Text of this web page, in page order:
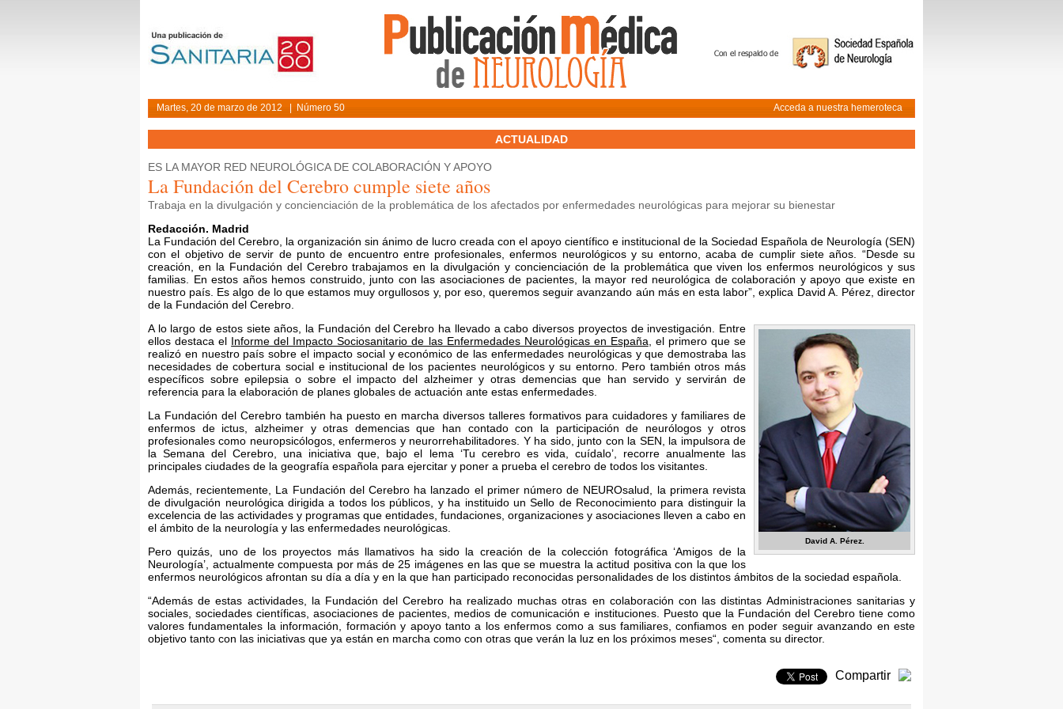
Martes, 20 de marzo de 2012 | Número 50 Acceda a nuestra hemeroteca
ACTUALIDAD
ES LA MAYOR RED NEUROLÓGICA DE COLABORACIÓN Y APOYO
La Fundación del Cerebro cumple siete años
Trabaja en la divulgación y concienciación de la problemática de los afectados por enfermedades neurológicas para mejorar su bienestar
Redacción. Madrid
La Fundación del Cerebro, la organización sin ánimo de lucro creada con el apoyo científico e institucional de la Sociedad Española de Neurología (SEN)
con el objetivo de servir de punto de encuentro entre profesionales, enfermos neurológicos y su entorno, acaba de cumplir siete años. “Desde su
creación, en la Fundación del Cerebro trabajamos en la divulgación y concienciación de la problemática que viven los enfermos neurológicos y sus
familias. En estos años hemos construido, junto con las asociaciones de pacientes, la mayor red neurológica de colaboración y apoyo que existe en
nuestro país. Es algo de lo que estamos muy orgullosos y, por eso, queremos seguir avanzando aún más en esta labor”, explica David A. Pérez, director
de la Fundación del Cerebro.
David A. Pérez.
A lo largo de estos siete años, la Fundación del Cerebro ha llevado a cabo diversos proyectos de investigación. Entre
ellos destaca el Informe del Impacto Sociosanitario de las Enfermedades Neurológicas en España , el primero que se
realizó en nuestro país sobre el impacto social y económico de las enfermedades neurológicas y que demostraba las
necesidades de cobertura social e institucional de los pacientes neurológicos y su entorno. Pero también otros más
específicos sobre epilepsia o sobre el impacto del alzheimer y otras demencias que han servido y servirán de
referencia para la elaboración de planes globales de actuación ante estas enfermedades.
La Fundación del Cerebro también ha puesto en marcha diversos talleres formativos para cuidadores y familiares de
enfermos de ictus, alzheimer y otras demencias que han contado con la participación de neurólogos y otros
profesionales como neuropsicólogos, enfermeros y neurorrehabilitadores. Y ha sido, junto con la SEN, la impulsora de
la Semana del Cerebro, una iniciativa que, bajo el lema ‘Tu cerebro es vida, cuídalo’, recorre anualmente las
principales ciudades de la geografía española para ejercitar y poner a prueba el cerebro de todos los visitantes.
Además, recientemente, La Fundación del Cerebro ha lanzado el primer número de NEUROsalud, la primera revista
de divulgación neurológica dirigida a todos los públicos, y ha instituido un Sello de Reconocimiento para distinguir la
excelencia de las actividades y programas que entidades, fundaciones, organizaciones y asociaciones lleven a cabo en
el ámbito de la neurología y las enfermedades neurológicas.
Pero quizás, uno de los proyectos más llamativos ha sido la creación de la colección fotográfica ‘Amigos de la
Neurología’, actualmente compuesta por más de 25 imágenes en las que se muestra la actitud positiva con la que los
enfermos neurológicos afrontan su día a día y en la que han participado reconocidas personalidades de los distintos ámbitos de la sociedad española.
“Además de estas actividades, la Fundación del Cerebro ha realizado muchas otras en colaboración con las distintas Administraciones sanitarias y
sociales, sociedades científicas, asociaciones de pacientes, medios de comunicación e instituciones. Puesto que la Fundación del Cerebro tiene como
valores fundamentales la información, formación y apoyo tanto a los enfermos como a sus familiares, confiamos en poder seguir avanzando en este
objetivo tanto con las iniciativas que ya están en marcha como con otras que verán la luz en los próximos meses“, comenta su director.
Compartir